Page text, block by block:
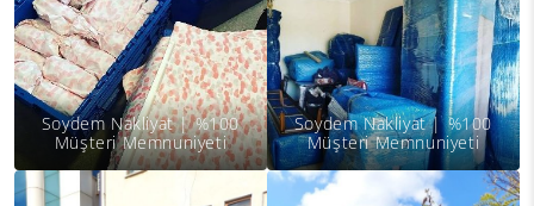
Soydem Nakliyat | %100
Müşteri Memnuniyeti
Soydem Nakliyat | %100
Müşteri Memnuniyeti